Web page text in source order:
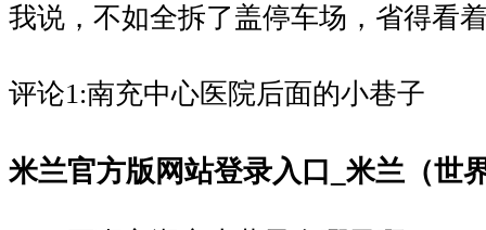
我说，不如全拆了盖停车场，省得看
评论1:南充中心医院后面的小巷子
米兰官方版网站登录入口_米兰（世